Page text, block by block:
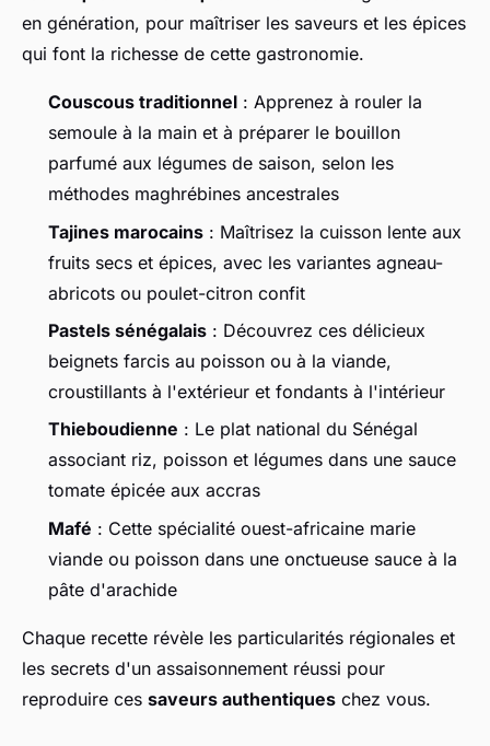
en génération, pour maîtriser les saveurs et les épices
qui font la richesse de cette gastronomie.
Couscous traditionnel : Apprenez à rouler la
semoule à la main et à préparer le bouillon
parfumé aux légumes de saison, selon les
méthodes maghrébines ancestrales
Tajines marocains : Maîtrisez la cuisson lente aux
fruits secs et épices, avec les variantes agneau-
abricots ou poulet-citron confit
Pastels sénégalais : Découvrez ces délicieux
beignets farcis au poisson ou à la viande,
croustillants à l'extérieur et fondants à l'intérieur
Thieboudienne : Le plat national du Sénégal
associant riz, poisson et légumes dans une sauce
tomate épicée aux accras
Mafé : Cette spécialité ouest-africaine marie
viande ou poisson dans une onctueuse sauce à la
pâte d'arachide
Chaque recette révèle les particularités régionales et
les secrets d'un assaisonnement réussi pour
reproduire ces saveurs authentiques chez vous.